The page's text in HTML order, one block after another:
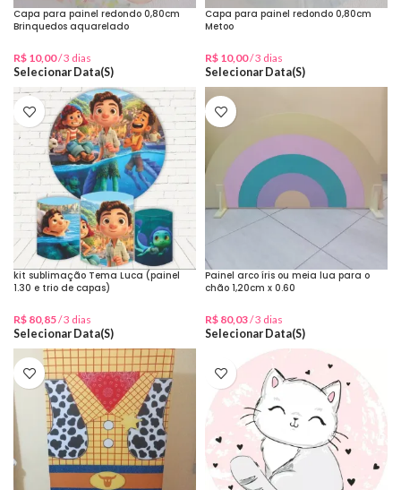
Capa para painel redondo 0,80cm
Brinquedos aquarelado
R$ 10,00/ 3 dias
Selecionar Data(s)
Capa para painel redondo 0,80cm
Metoo
R$ 10,00/ 3 dias
Selecionar Data(s)
kit sublimação Tema Luca (painel
1.30 e trio de capas)
R$ 80,85/ 3 dias
Selecionar Data(s)
Painel arco íris ou meia lua para o
chão 1,20cm x 0.60
R$ 80,03/ 3 dias
Selecionar Data(s)